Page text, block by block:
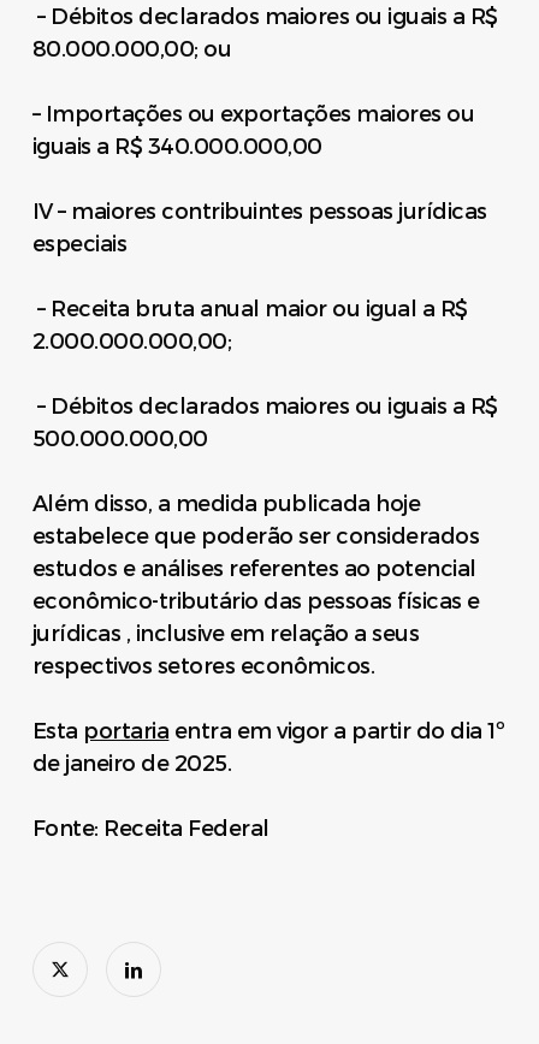
– Débitos declarados maiores ou iguais a R$
80.000.000,00; ou
– Importações ou exportações maiores ou
iguais a R$ 340.000.000,00
IV – maiores contribuintes pessoas jurídicas
especiais
– Receita bruta anual maior ou igual a R$
2.000.000.000,00;
– Débitos declarados maiores ou iguais a R$
500.000.000,00
Além disso, a medida publicada hoje
estabelece que poderão ser considerados
estudos e análises referentes ao potencial
econômico-tributário das pessoas físicas e
jurídicas , inclusive em relação a seus
respectivos setores econômicos.
Esta portaria entra em vigor a partir do dia 1º
de janeiro de 2025.
Fonte: Receita Federal